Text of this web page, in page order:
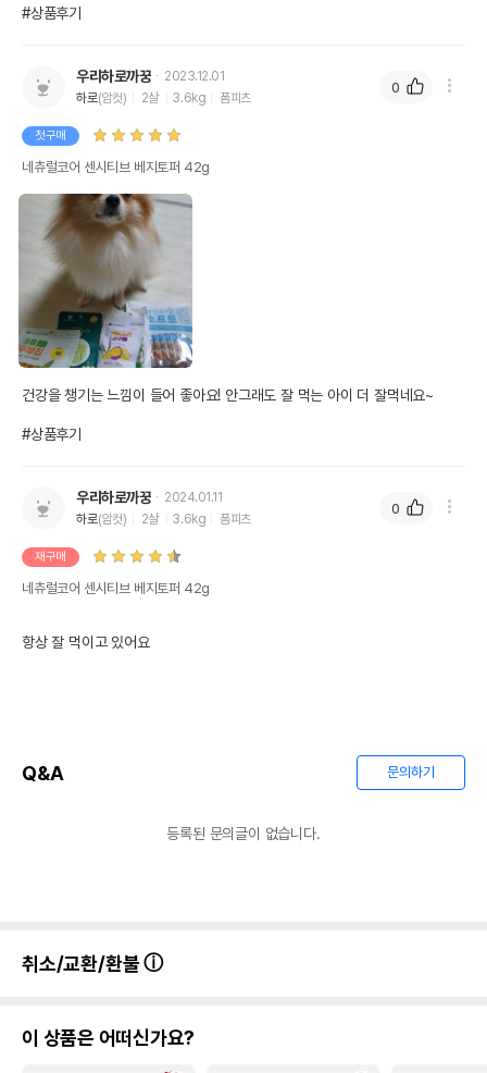
#상품후기
우리하로까꿍
2023.12.01
하로(암컷) 2살 3.6kg 폼피츠
첫구매
네츄럴코어 센시티브 베지토퍼 42g
건강을 챙기는 느낌이 들어 좋아요! 안그래도 잘 먹는 아이 더 잘먹네요~
#상품후기
0
우리하로까꿍
2024.01.11
하로(암컷) 2살 3.6kg 폼피츠
재구매
네츄럴코어 센시티브 베지토퍼 42g
항상 잘 먹이고 있어요
0
Q&A 문의하기
등록된 문의글이 없습니다.
취소/교환/환불
이 상품은 어떠신가요?